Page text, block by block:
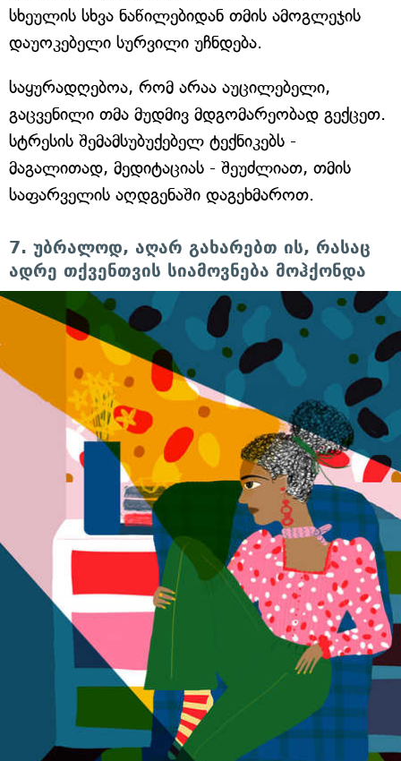
სხეულის სხვა ნაწილებიდან თმის ამოგლეჯის
დაუოკებელი სურვილი უჩნდება.
საყურადღებოა, რომ არაა აუცილებელი,
გაცვენილი თმა მუდმივ მდგომარეობად გექცეთ.
სტრესის შემამსუბუქებელ ტექნიკებს -
მაგალითად, მედიტაციას - შეუძლიათ, თმის
საფარველის აღდგენაში დაგეხმაროთ.
7. უბრალოდ, აღარ გახარებთ ის, რასაც
ადრე თქვენთვის სიამოვნება მოჰქონდა